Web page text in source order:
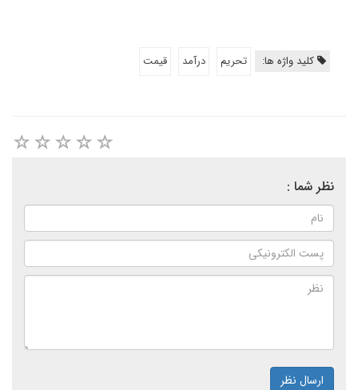
کلید واژه ها: تحریم درآمد قیمت
نظر شما :
ارسال نظر